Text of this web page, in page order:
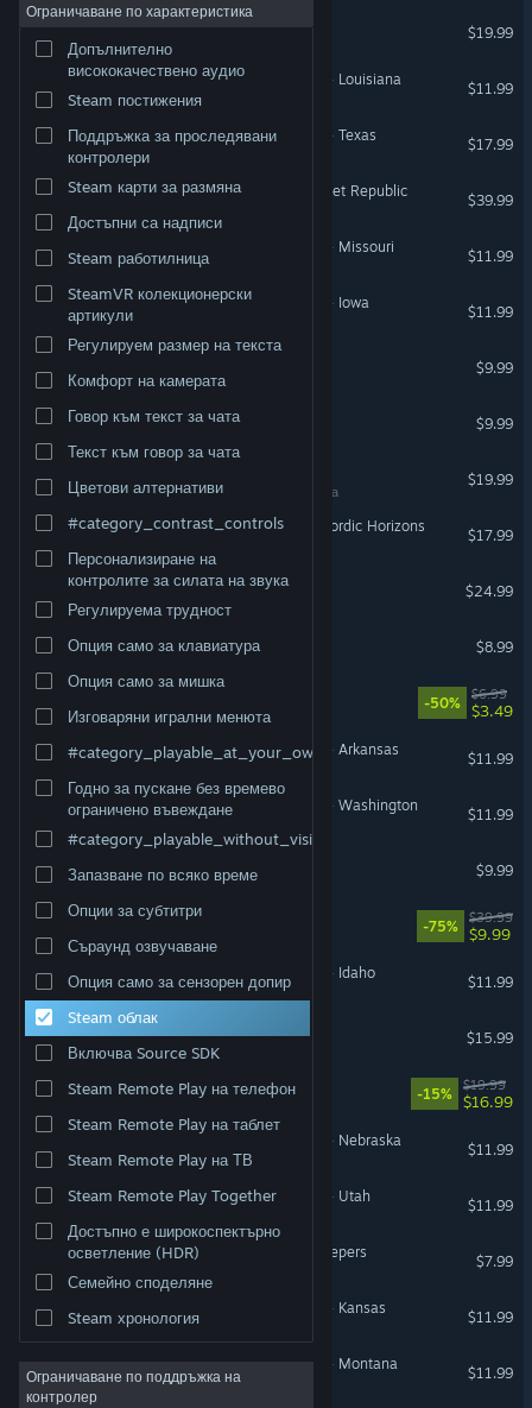
Пъстри 813
Атмосферни 725
Семейни 713
Стратегии 709
Стилизирани
Ограничаване по характеристика
Допълнително
висококачествено аудио
Steam постижения
Поддръжка за проследявани
контролери
Steam карти за размяна
Достъпни са надписи
Steam работилница
SteamVR колекционерски
артикули
Регулируем размер на текста
Комфорт на камерата
Говор към текст за чата
Текст към говор за чата
Цветови алтернативи
#category_contrast_controls
Персонализиране на
контролите за силата на звука
Регулируема трудност
Опция само за клавиатура
Опция само за мишка
Изговаряни игрални менюта
#category_playable_at_your_own_pace
Годно за пускане без времево
ограничено въвеждане
#category_playable_without_vision
Запазване по всяко време
Опции за субтитри
Съраунд озвучаване
Опция само за сензорен допир
Steam облак
Включва Source SDK
Steam Remote Play на телефон
Steam Remote Play на таблет
Steam Remote Play на ТВ
Steam Remote Play Together
Достъпно е широкоспектърно
осветление (HDR)
Семейно споделяне
Steam хронология
Ограничаване по поддръжка на
контролер
9 Kings
$19.99
American Truck Simulator - Louisiana
$11.99
American Truck Simulator - Texas
$17.99
Workers & Resources: Soviet Republic
$39.99
American Truck Simulator - Missouri
$11.99
American Truck Simulator - Iowa
$11.99
NO BACKUP
$9.99
Half-Life 2
$9.99
ВР поддръжка
$19.99
Euro Truck Simulator 2 - Nordic Horizons
$17.99
Roboquest
$24.99
$8.99
Dystopika
-50%
$6.99
$3.49
American Truck Simulator - Arkansas
$11.99
American Truck Simulator - Washington
$11.99
$9.99
Scorn
-75%
$39.99
$9.99
American Truck Simulator - Idaho
$11.99
Mon Bazou
$15.99
Rancher: A new life
-15%
$19.99
$16.99
American Truck Simulator - Nebraska
$11.99
American Truck Simulator - Utah
$11.99
Dome Keeper: The Lost Keepers
$7.99
American Truck Simulator - Kansas
$11.99
American Truck Simulator - Montana
$11.99